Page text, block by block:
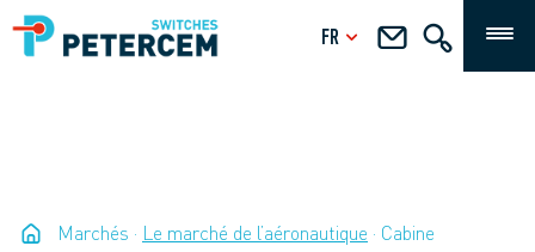
FR
Marchés Le marché de l’aéronautique Cabine